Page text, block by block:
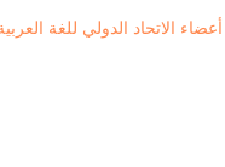
أعضاء الاتحاد الدولي للغة